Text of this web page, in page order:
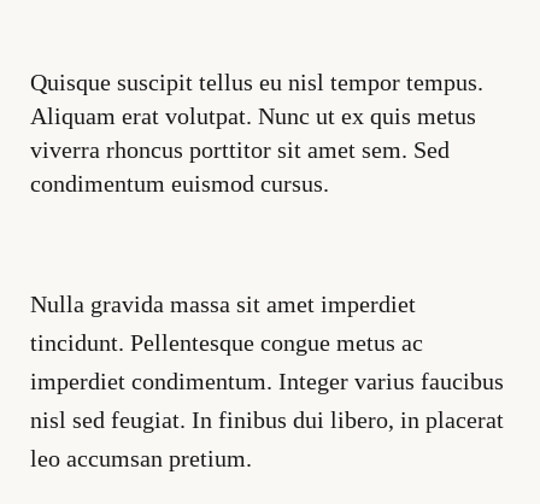
Quisque suscipit tellus eu nisl tempor tempus.
Aliquam erat volutpat. Nunc ut ex quis metus
viverra rhoncus porttitor sit amet sem. Sed
condimentum euismod cursus.
Nulla gravida massa sit amet imperdiet
tincidunt. Pellentesque congue metus ac
imperdiet condimentum. Integer varius faucibus
nisl sed feugiat. In finibus dui libero, in placerat
leo accumsan pretium.